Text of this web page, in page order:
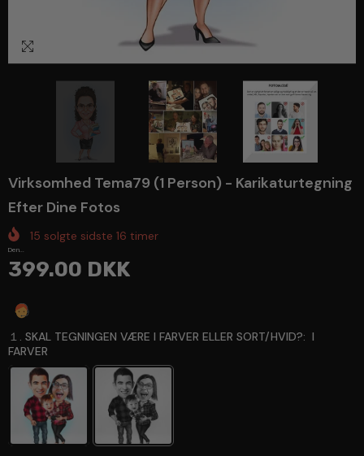
Virksomhed Tema79 (1 Person) - Karikaturtegning
Efter Dine Fotos
15 solgte sidste 16 timer
Den...
399.00 DKK
１. SKAL TEGNINGEN VÆRE I FARVER ELLER SORT/HVID?: I
FARVER